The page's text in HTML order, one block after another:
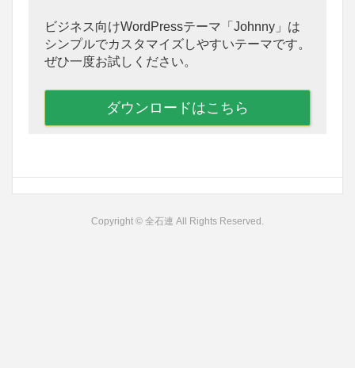
ビジネス向けWordPressテーマ「Johnny」は
シンプルでカスタマイズしやすいテーマです。
ぜひ一度お試しください。
ダウンロードはこちら
Copyright © 全石連 All Rights Reserved.